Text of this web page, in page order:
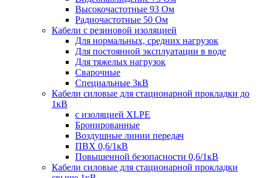
Высокочастотные 93 Ом
Радиочастотные 50 Ом
Кабели с резиновой изоляцией
Для нормальных, средних нагрузок
Для постоянной эксплуатации в воде
Для тяжелых нагрузок
Сварочные
Специальные 3кВ
Кабели силовые для стационарной прокладки до
1кВ
c изоляцией XLPE
Бронированные
Воздушные линии передач
ПВХ 0,6/1кВ
Повышенной безопасности 0,6/1кВ
Кабели силовые для стационарной прокладки